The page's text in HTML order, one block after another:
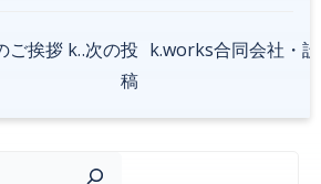
会社設立のご挨拶 k.works
Post
次の投
稿